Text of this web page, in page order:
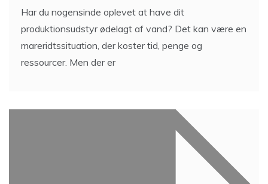
Har du nogensinde oplevet at have dit
produktionsudstyr ødelagt af vand? Det kan være en
mareridtssituation, der koster tid, penge og
ressourcer. Men der er